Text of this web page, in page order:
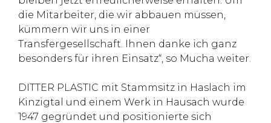
die Mitarbeiter, die wir abbauen müssen,
kümmern wir uns in einer
Transfergesellschaft. Ihnen danke ich ganz
besonders für ihren Einsatz“, so Mucha weiter.
DITTER PLASTIC mit Stammsitz in Haslach im
Kinzigtal und einem Werk in Hausach wurde
1947 gegründet und positionierte sich